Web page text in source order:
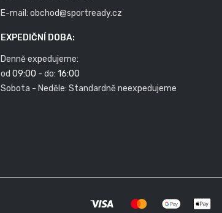
E-mail: obchod@sportready.cz
EXPEDIČNÍ DOBA:
Denně expedujeme:
od 09:00 - do: 16:00
Sobota - Neděle: Standardně neexpedujeme